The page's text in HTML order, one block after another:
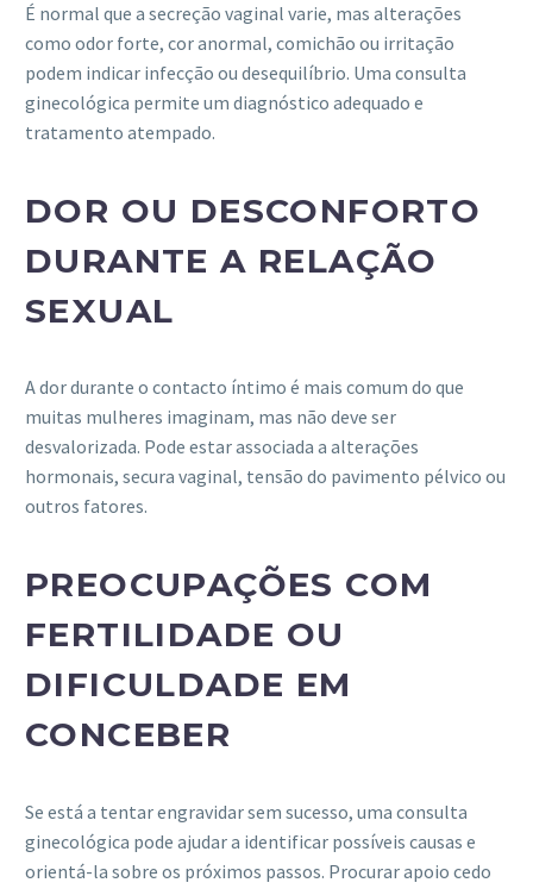
É normal que a secreção vaginal varie, mas alterações
como odor forte, cor anormal, comichão ou irritação
podem indicar infecção ou desequilíbrio. Uma consulta
ginecológica permite um diagnóstico adequado e
tratamento atempado.
DOR OU DESCONFORTO
DURANTE A RELAÇÃO
SEXUAL
A dor durante o contacto íntimo é mais comum do que
muitas mulheres imaginam, mas não deve ser
desvalorizada. Pode estar associada a alterações
hormonais, secura vaginal, tensão do pavimento pélvico ou
outros fatores.
PREOCUPAÇÕES COM
FERTILIDADE OU
DIFICULDADE EM
CONCEBER
Se está a tentar engravidar sem sucesso, uma consulta
ginecológica pode ajudar a identificar possíveis causas e
orientá-la sobre os próximos passos. Procurar apoio cedo